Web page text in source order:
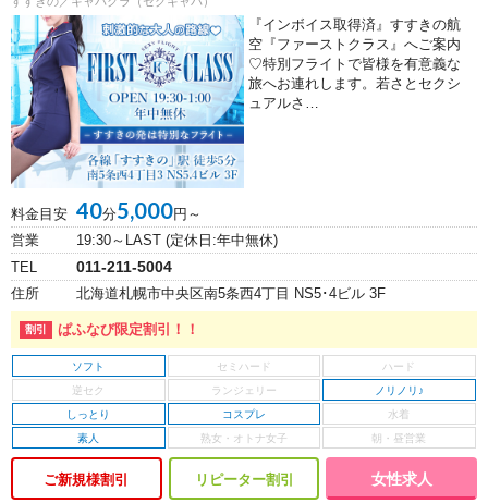
『インボイス取得済』すすきの航
空『ファーストクラス』へご案内
♡特別フライトで皆様を有意義な
旅へお連れします。若さとセクシ
ュアルさ…
料金目安 40分5,000円～
営業
19:30～LAST (定休日:年中無休)
TEL
011-211-5004
住所 北海道札幌市中央区南5条西4丁目 NS5･4ビル 3F
ぱふなび限定割引！！
ソフト
ノリノリ♪
しっとり
コスプレ
素人
ご新規様割引 リピーター割引 女性求人